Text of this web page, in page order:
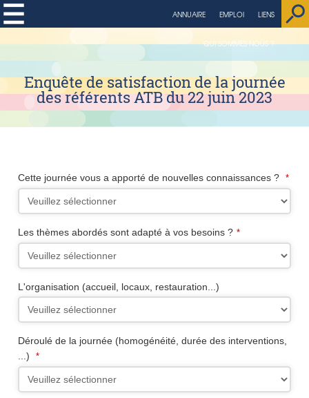
LIENS
EMPLOI
ANNUAIRE
QUI SOMMES NOUS ?
string(4) "page"
Enquête de satisfaction de la journée
des référents ATB du 22 juin 2023
Cette journée vous a apporté de nouvelles connaissances ? *
Les thèmes abordés sont adapté à vos besoins ? *
L'organisation (accueil, locaux, restauration...)
Déroulé de la journée (homogénéité, durée des interventions,
...)
*